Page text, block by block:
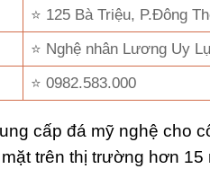
⭐ 125 Bà Triệu, P.Đông
⭐ Nghệ nhân Lương Uy
⭐ 0982.583.000
cấp đá mỹ nghệ cho
trên thị trường hơn